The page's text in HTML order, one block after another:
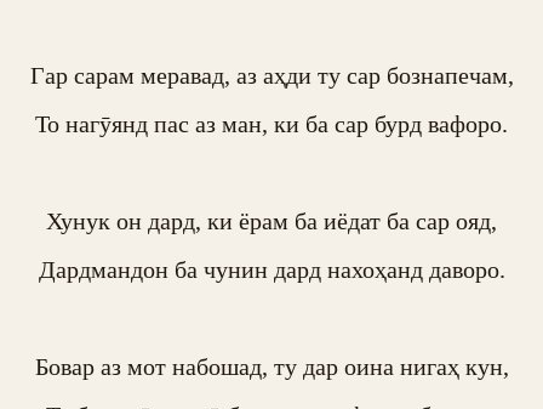
Гар сарам меравад, аз аҳди ту сар бознапечам,
То нагӯянд пас аз ман, ки ба сар бурд вафоро.
Хунук он дард, ки ёрам ба иёдат ба сар ояд,
Дардмандон ба чунин дард нахоҳанд даворо.
Бовар аз мот набошад, ту дар оина нигаҳ кун,